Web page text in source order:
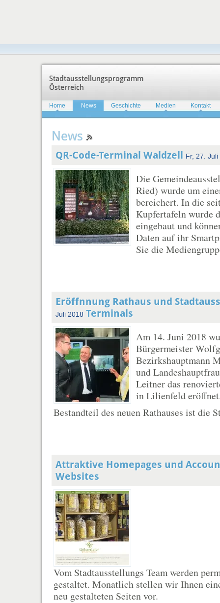
Stadtausstellungsprogramm
Österreich
Home News Geschichte Medien Kontakt
News
QR-Code-Terminal Waldzell Fr, 27. Juli
Die
Ried) wurde um
bereichert. In die
Kupfertafeln wurde
eingebaut und
Daten auf ihr
Sie die
Eröffnnung Rathaus und
Juli 2018 Terminals
Am 14. Juni 2018
Bürgermeister
Bezirkshauptmann
und
Leitner das
in Lilienfeld
Bestandteil des neuen Rathauses ist die
Attraktive Homepages und
Websites
Vom Stadtausstellungs Team werden
gestaltet. Monatlich stellen wir Ihnen
neu gestalteten Seiten vor.